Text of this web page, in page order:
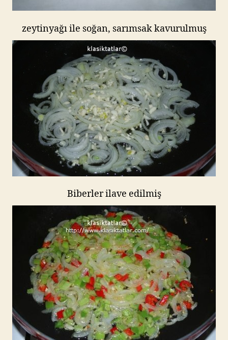
zeytinyağı ile soğan, sarımsak kavurulmuş
Biberler ilave edilmiş